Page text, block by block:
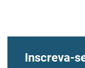
Inscreva-